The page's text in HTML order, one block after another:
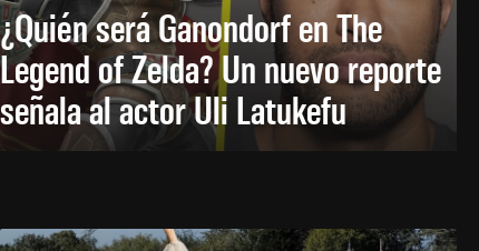
¿Quién será Ganondorf en The
Legend of Zelda? Un nuevo reporte
señala al actor Uli Latukefu